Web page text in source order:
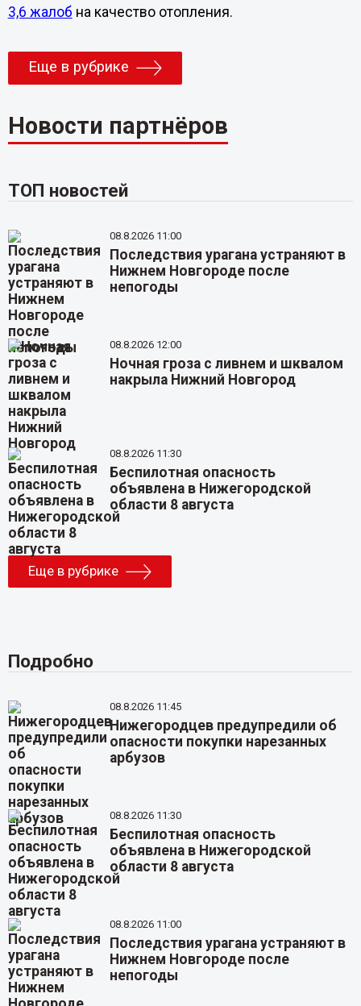
3,6 жалоб на качество отопления.
Еще в рубрике
Новости партнёров
ТОП новостей
08.8.2026 11:00
Последствия урагана устраняют в
Нижнем Новгороде после
непогоды
08.8.2026 12:00
Ночная гроза с ливнем и шквалом
накрыла Нижний Новгород
08.8.2026 11:30
Беспилотная опасность
объявлена в Нижегородской
области 8 августа
Еще в рубрике
Подробно
08.8.2026 11:45
Нижегородцев предупредили об
опасности покупки нарезанных
арбузов
08.8.2026 11:30
Беспилотная опасность
объявлена в Нижегородской
области 8 августа
08.8.2026 11:00
Последствия урагана устраняют в
Нижнем Новгороде после
непогоды